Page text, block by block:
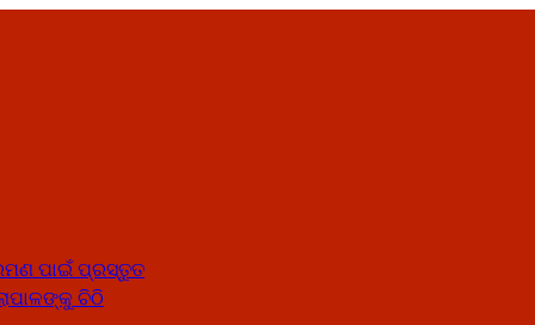
ପାଇଁ ପ୍ରସ୍ତୁତ
ଚିଠି